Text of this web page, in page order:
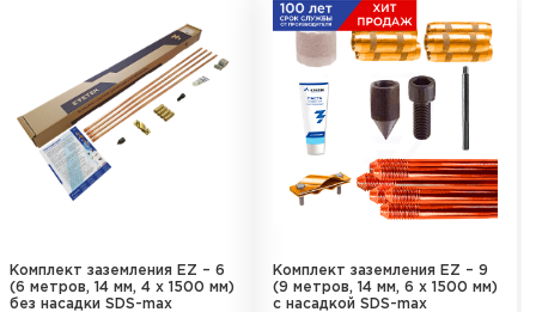
Комплект заземления EZ – 6
(6 метров, 14 мм, 4 х 1500 мм)
без насадки SDS-max
Комплект заземления EZ – 9
(9 метров, 14 мм, 6 х 1500 мм)
с насадкой SDS-max